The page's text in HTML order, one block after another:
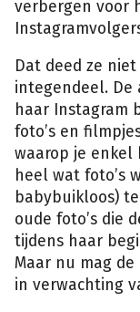
verbergen voor
Dat deed ze
integendeel. De
haar Instagram
foto’s en
waarop je enkel
heel wat foto’s
babybuikloos)
oude foto’s die
tijdens haar
Maar nu mag
in verwachting